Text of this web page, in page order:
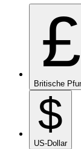
£
Britische
$
US-Dollar